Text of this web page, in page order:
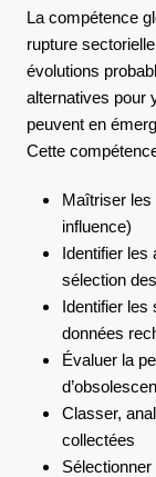
La compétence
rupture
évolutions
alternatives pour
peuvent en
Cette
Maîtriser les
influence)
Identifier
sélection
Identifier
données
Évaluer la
Classer,
collectées